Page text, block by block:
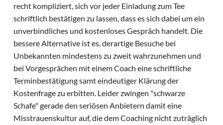
recht kompliziert, sich vor jeder Einladung zum Tee
schriftlich bestätigen zu lassen, dass es sich dabei um ein
unverbindliches und kostenloses Gespräch handelt. Die
bessere Alternative ist es, derartige Besuche bei
Unbekannten mindestens zu zweit wahrzunehmen und
bei Vorgesprächen mit einem Coach eine schriftliche
Terminbestätigung samt eindeutiger Klärung der
Kostenfrage zu erbitten. Leider zwingen "schwarze
Schafe" gerade den seriösen Anbietern damit eine
Misstrauenskultur auf, die dem Coaching nicht zuträglich